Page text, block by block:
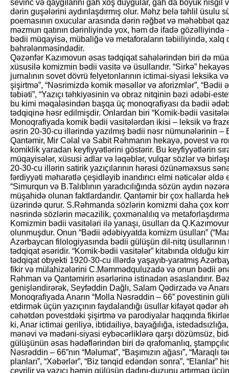
sevinc və qayğılarını gah xoş duy­ğular, gah da böyük nisgil
dərin guşələrini aydınlaşdırmış olur. Məhz belə təhlil üsulu
poemasının oxucular arasında dərin rəğbət və məhəbbət
məzmun qatının dərinliyində yox, həm də ifadə
bədii müqayisə, mübaliğə və metaforaların təbiiliyində,
bəhrələnməsindədir.
Qəzənfər Kazımovun əsas tədqiqat sahələrindən biri də
xüsusilə komizmin bədii vasitə və üsullarıdır. “Sirkə”
jurnalının sovet dövrü felyetonlarının ictimai-siyasi leksika
şişirtmə”, “Nəsrimizdə komik məsəllər və aforizmlər”, “Bədii
təbiəti”, “Yazıçı təhkiyəsinin və obraz nitqinin bəzi ədəbi-
bu kimi məqaləsindən başqa üç monoqrafiyası da bədii
tədqiqinə həsr edilmişdir. Onlardan biri “Komik-bədii
Monoqrafiyada komik bədii vasitələrdən ikisi – leksik və
əsrin 20-30-cu illərində yazılmış bədii nəsr nümunələrinin –
Qantəmir, Mir Cəlal və Sabit Rəhmanın hekayə, povest və
komiklik yaradan keyfiy­yətlərini göstərir. Bu key­fiyyətlərin
müqayisələr, xüsusi adlar və ləqəblər, vulqar sözlər və
20-30-cu illərin satirik yazıçılarının hərəsi özünəməxsus
fərdiyyəti məharətlə çeşidləyib inandırıcı elmi nəticələr əldə
“Simurqun və B.Talıblının yaradıcılığında sözün aydın
müşahidə olunan faktlardandır. Qantəmir bir çox hallarda
üzərində qurur. S.Rəhmanda sözlərin komizmi daha çox
nəsrində sözlərin məcazilik, çoxmənalılıq və
Komizmin bədii vasitələri ilə yanaşı, üsulları da
olunmuşdur. Onun “Bədii ədəbiyyatda komizm üsulları”
Azərbaycan filologiyasında bədii gülüşün dil-nitq
tədqiqat əsəridir. “Komik-bədii vasitələr” kitabında olduğu
tədqiqat obyekti 1920-30-cu illərdə yaşayıb-yaratmış
fikir və mülahizələrini C.Məmmədquluzadə və onun bədii
Rəhman və Qantəmirin əsərlərinə istinadən əsaslandırır.
genişləndirərək, Seyfəddin Dağlı, Salam Qədirzadə və
Monoqrafiyada Anarın “Molla Nəsrəddin – 66” povestinin
etdirmək üçün yazıçının faydalandığı üsullar kifayət qədər
cəhətdən povestdəki şişirtmə və parodiyalar haqqında
ki, Anar ictimai geriliyə, ibtidailiyə, bayağılığa,
mənəvi və mədəni-siyasi eybəcərliklərə qarşı dözümsüz,
gülüşünün əsas hədəflərindən biri də qrafomanlıq,
Nəsrəddin – 66”nın “Məlumat”, “Başımızın ağası”, “Maraqlı
planları”, “Xəbərlər”, “Biz tənqid edəndən sonra”, “Elanlar”
çevrilir və yazıçı həmin gülüşün dadını-duzunu artırmaq